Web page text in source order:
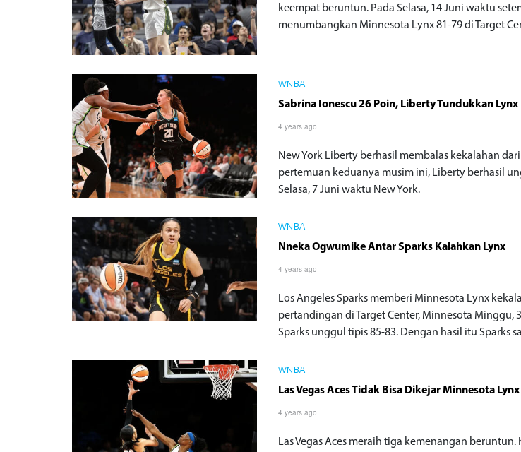
keempat beruntun. Pada Selasa, 14 Juni waktu
menumbangkan Minnesota Lynx 81-79 di Target
WNBA
Sabrina Ionescu 26 Poin, Liberty Tundukkan Lynx
4 years ago
New York Liberty berhasil membalas kekalahan
pertemuan keduanya musim ini, Liberty berhasil
Selasa, 7 Juni waktu New York.
WNBA
Nneka Ogwumike Antar Sparks Kalahkan Lynx
4 years ago
Los Angeles Sparks memberi Minnesota Lynx
pertandingan di Target Center, Minnesota Minggu,
Sparks unggul tipis 85-83. Dengan hasil itu Sparks
WNBA
Las Vegas Aces Tidak Bisa Dikejar Minnesota Lynx
4 years ago
Las Vegas Aces meraih tiga kemenangan